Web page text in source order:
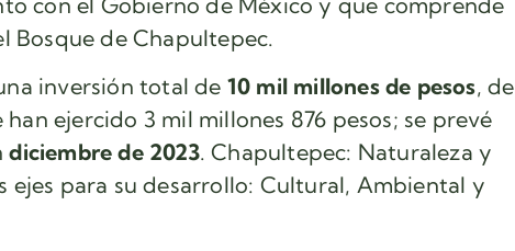
Bosque de Chapultepec.
inversión total de 10 mil millones de pesos, de
han ejercido 3 mil millones 876 pesos; se prevé
diciembre de 2023. Chapultepec: Naturaleza y
ejes para su desarrollo: Cultural, Ambiental y